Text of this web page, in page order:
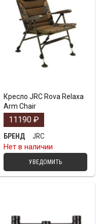
Кресло JRC Rova Relaxa
Arm Chair
11190 ₽
БРЕНД
JRC
Нет в наличии
УВЕДОМИТЬ